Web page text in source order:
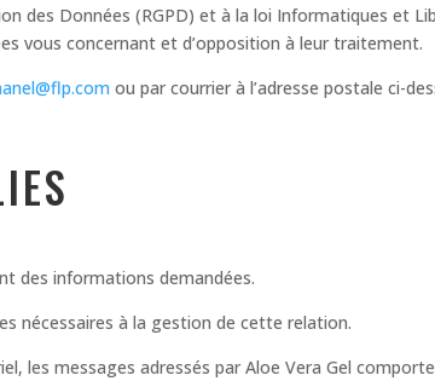
des Données (RGPD) et à la loi Informatiques et
vous concernant et d’opposition à leur traitement.
ou par courrier à l’adresse postale ci-
des informations demandées.
nécessaires à la gestion de cette relation.
les messages adressés par Aloe Vera Gel